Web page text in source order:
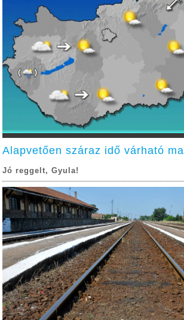
Alapvetően száraz idő várható ma
Jó reggelt, Gyula!